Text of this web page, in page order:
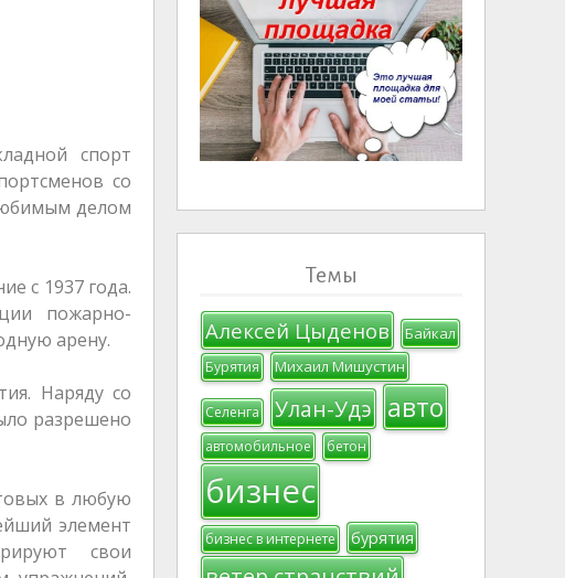
спорт
со
делом
с 1937 года.
пожарно-
арену.
Наряду со
разрешено
в любую
элемент
свои
Темы
Алексей Цыденов Байкал
Бурятия Михаил Мишустин
Селенга Улан-Удэ авто
автомобильное бетон
бизнес
бизнес в интернете бурятия